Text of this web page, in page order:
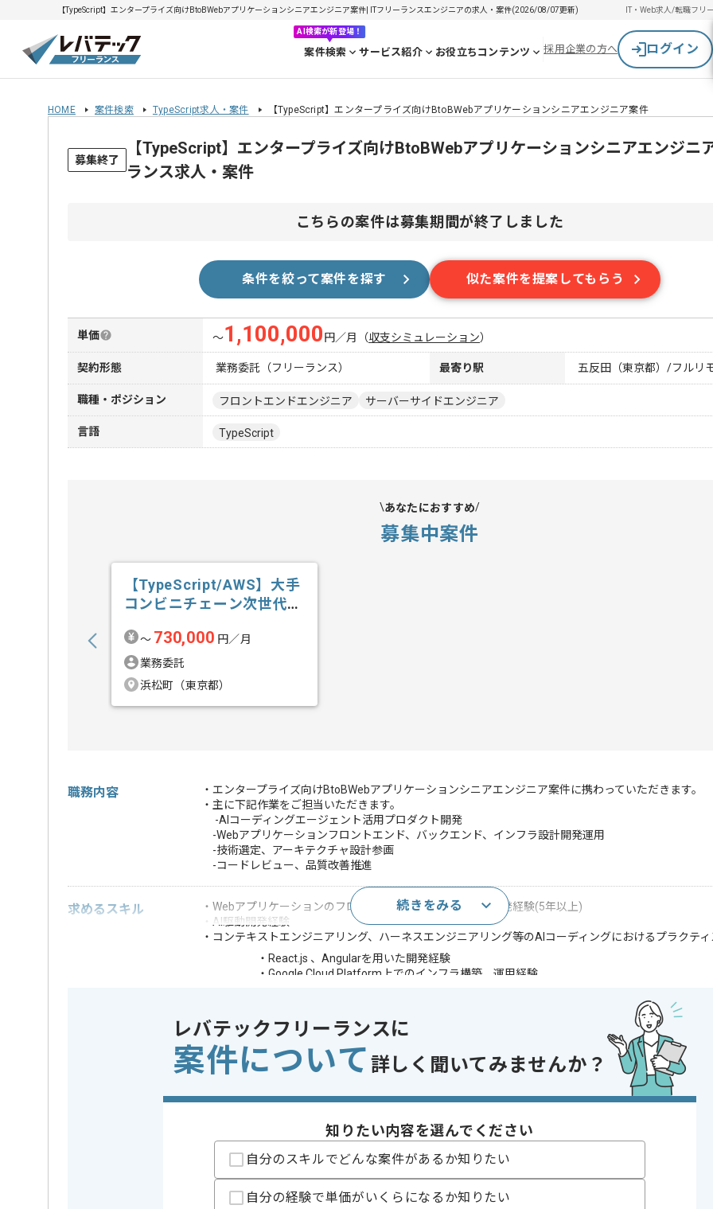
【TypeScript】エンタープライズ向けBtoBWebアプリケーションシニアエンジニア案件| ITフリーランスエンジニアの求人・案件(2026/08/07更新) IT・Web求人/転職フリ
AI検索が新登場！
案件検索 サービス紹介 お役立ちコンテンツ 採用企業の方へ ログイン
HOME 案件検索 TypeScript求人・案件 【TypeScript】エンタープライズ向けBtoBWebアプリケーションシニアエンジニア案件
募集終了
【TypeScript】エンタープライズ向けBtoBWebアプリケーションシニアエンジニ
ランス求人・案件
こちらの案件は募集期間が終了しました
条件を絞って案件を探す 似た案件を提案してもらう
単価 〜1,100,000 円／月 （収支シミュレーション）
契約形態 業務委託（フリーランス） 最寄り駅 五反田（東京都）/フルリ
職種・ポジション フロントエンドエンジニア サーバーサイドエンジニア
言語 TypeScript
あなたにおすすめ
募集中案件
【TypeScript/AWS】大手
コンビニチェーン次世代
〜 730,000 円／月
業務委託
浜松町（東京都）
職務内容
・エンタープライズ向けBtoBWebアプリケーションシニアエンジニア案件に携わっていただきます。
・主に下記作業をご担当いただきます。
-AIコーディングエージェント活用プロダクト開発
-Webアプリケーションフロントエンド、バックエンド、インフラ設計開発運用
-技術選定、アーキテクチャ設計参画
-コードレビュー、品質改善推進
求めるスキル
・Webアプリケーションのフロントエンド、バックエンド開発経験(5年以上)
・AI駆動開発経験
・コンテキストエンジニアリング、ハーネスエンジニアリング等のAIコーディングにおけるプラクテ
・React.js 、Angularを用いた開発経験
・Google Cloud Platform上でのインフラ構築、運用経験
・テックリードやアーキテクチャ設計経験
・エンタープライズ向けサービスの開発経験
・プロダクトマネジメント経験
※上記に似た経験やスキルをお持ちであれば申し込み可能なケースもございます！まずはお気軽にご相談ください！
業務内容
アプリ開発 , 自社製品開発
特徴
20代活躍中 , 30代活躍中 , 40代活躍中 , 長期プロジェクト , BtoB向け , 新技術に積
続きをみる
レバテックフリーランスに
案件について 詳しく聞いてみませんか？
知りたい内容を選んでください
自分のスキルでどんな案件があるか知りたい
自分の経験で単価がいくらになるか知りたい